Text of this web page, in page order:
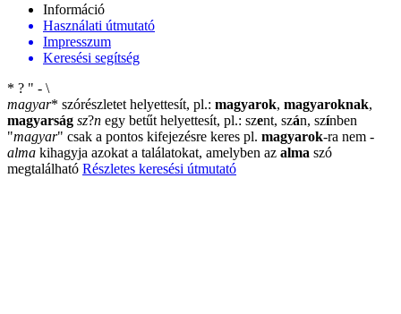
Információ
Használati útmutató
Impresszum
Keresési segítség
* ? " - \
magyar* szórészletet helyettesít, pl.: magyarok, magyaroknak,
magyarság sz?n egy betűt helyettesít, pl.: szent, szán, színben
"magyar" csak a pontos kifejezésre keres pl. magyarok-ra nem -
alma kihagyja azokat a találatokat, amelyben az alma szó
megtalálható Részletes keresési útmutató